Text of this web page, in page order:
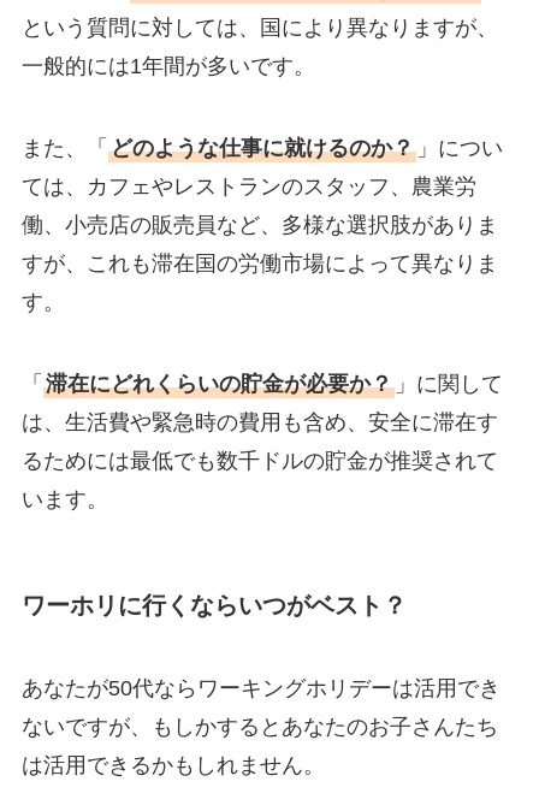
という質問に対しては、国により異なりますが、
一般的には1年間が多いです。
また、「 どのような仕事に就けるのか？」につい
ては、カフェやレストランのスタッフ、農業労
働、小売店の販売員など、多様な選択肢がありま
すが、これも滞在国の労働市場によって異なりま
す。
「 滞在にどれくらいの貯金が必要か？」に関して
は、生活費や緊急時の費用も含め、安全に滞在す
るためには最低でも数千ドルの貯金が推奨されて
います。
ワーホリに行くならいつがベスト？
あなたが50代ならワーキングホリデーは活用でき
ないですが、もしかするとあなたのお子さんたち
は活用できるかもしれません。